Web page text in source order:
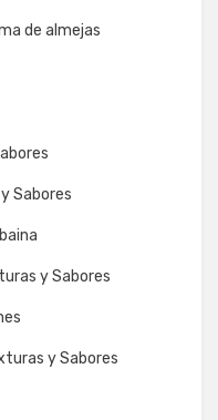
de almejas
Sabores
y Sabores
y Sabores